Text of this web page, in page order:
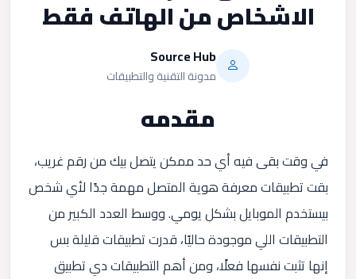
الاشخاص من الهاتف فقط
Source Hub
مدونة التقنية والتطبيقات
مقدمه
في وقت بقى فيه أي حد ممكن يتصل بيك من رقم غريب،
بقت تطبيقات معرفة هوية المتصل مهمة جدًا لأي شخص
بيستخدم الموبايل بشكل يومي. ووسط العدد الكبير من
التطبيقات اللي موجودة حاليًا، قدرت تطبيقات قليلة بس
إنها تثبت نفسها فعلًا، ومن أهم التطبيقات دي تطبيق